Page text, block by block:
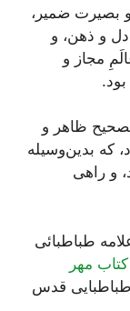
بصيرت ضمير،
و ذهن، و
مجاز و
ظاهر و
كه بدين‌وسيله
و راهى
طباطبائی
کتاب مهر
قدس